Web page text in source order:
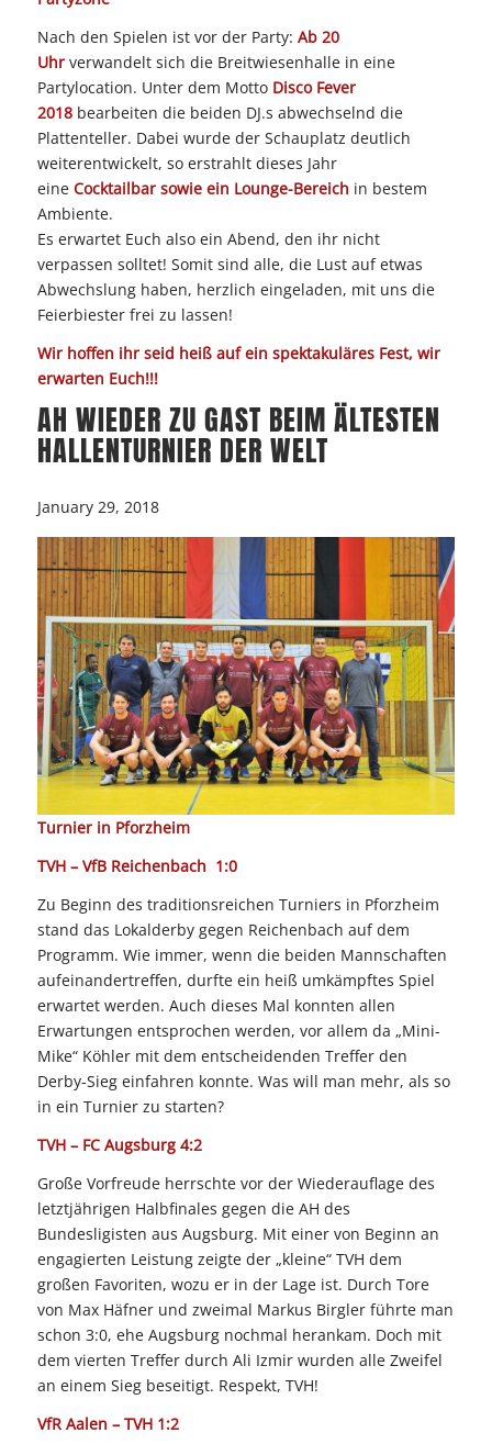
Nach den Spielen ist vor der Party: Ab 20
Uhr verwandelt sich die Breitwiesenhalle in eine
Partylocation. Unter dem Motto Disco Fever
2018bearbeiten die beiden DJ.s abwechselnd die
Plattenteller. Dabei wurde der Schauplatz deutlich
weiterentwickelt, so erstrahlt dieses Jahr
eine Cocktailbar sowie ein Lounge-Bereich in bestem
Ambiente.
Es erwartet Euch also ein Abend, den ihr nicht
verpassen solltet! Somit sind alle, die Lust auf etwas
Abwechslung haben, herzlich eingeladen, mit uns die
Feierbiester frei zu lassen!
Wir hoffen ihr seid heiß auf ein spektakuläres Fest, wir
erwarten Euch!!!
AH WIEDER ZU GAST BEIM ÄLTESTEN
HALLENTURNIER DER WELT
January 29, 2018
Turnier in Pforzheim
TVH – VfB Reichenbach 1:0
Zu Beginn des traditionsreichen Turniers in Pforzheim
stand das Lokalderby gegen Reichenbach auf dem
Programm. Wie immer, wenn die beiden Mannschaften
aufeinandertreffen, durfte ein heiß umkämpftes Spiel
erwartet werden. Auch dieses Mal konnten allen
Erwartungen entsprochen werden, vor allem da „Mini-
Mike“ Köhler mit dem entscheidenden Treffer den
Derby-Sieg einfahren konnte. Was will man mehr, als so
in ein Turnier zu starten?
TVH – FC Augsburg 4:2
Große Vorfreude herrschte vor der Wiederauflage des
letztjährigen Halbfinales gegen die AH des
Bundesligisten aus Augsburg. Mit einer von Beginn an
engagierten Leistung zeigte der „kleine“ TVH dem
großen Favoriten, wozu er in der Lage ist. Durch Tore
von Max Häfner und zweimal Markus Birgler führte man
schon 3:0, ehe Augsburg nochmal herankam. Doch mit
dem vierten Treffer durch Ali Izmir wurden alle Zweifel
an einem Sieg beseitigt. Respekt, TVH!
VfR Aalen – TVH 1:2